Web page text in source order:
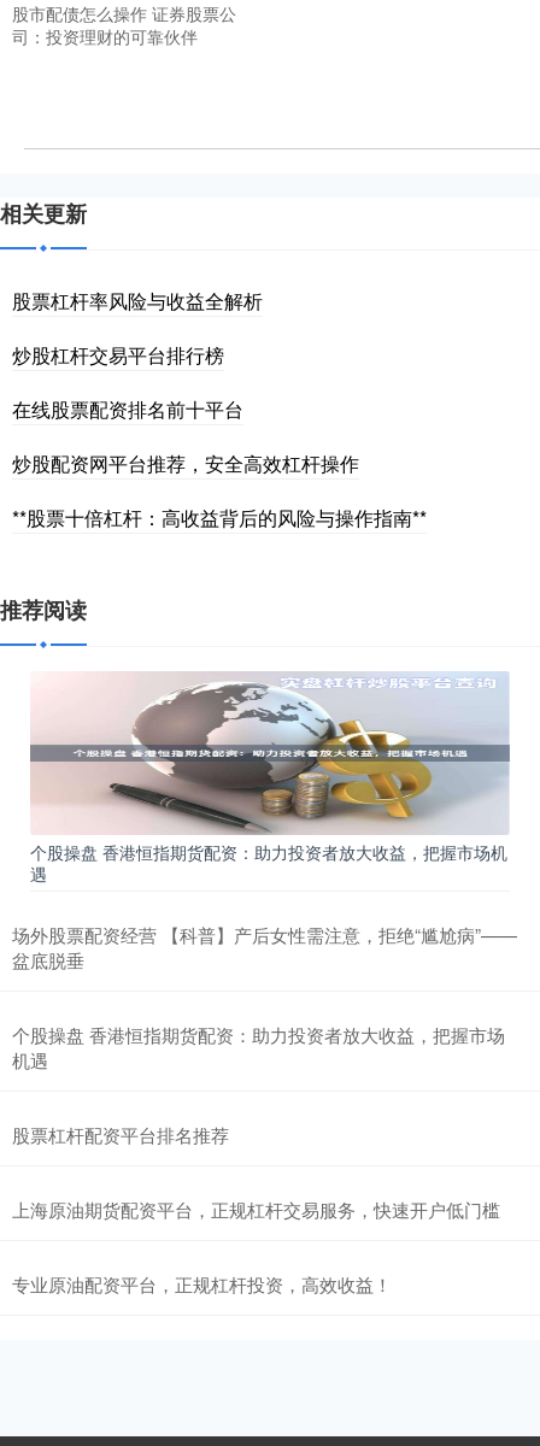
股市配债怎么操作 证券股票公
司：投资理财的可靠伙伴
相关更新
股票杠杆率风险与收益全解析
炒股杠杆交易平台排行榜
在线股票配资排名前十平台
炒股配资网平台推荐，安全高效杠杆操作
**股票十倍杠杆：高收益背后的风险与操作指南**
推荐阅读
个股操盘 香港恒指期货配资：助力投资者放大收益，把握市场机
遇
场外股票配资经营 【科普】产后女性需注意，拒绝“尴尬病”——
盆底脱垂
个股操盘 香港恒指期货配资：助力投资者放大收益，把握市场
机遇
股票杠杆配资平台排名推荐
上海原油期货配资平台，正规杠杆交易服务，快速开户低门槛
专业原油配资平台，正规杠杆投资，高效收益！